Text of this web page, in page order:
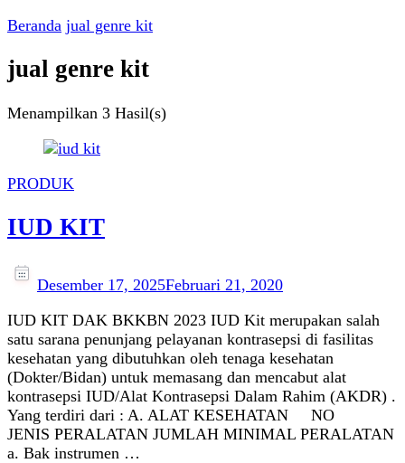
Beranda jual genre kit
jual genre kit
Menampilkan 3 Hasil(s)
PRODUK
IUD KIT
Desember 17, 2025Februari 21, 2020
IUD KIT DAK BKKBN 2023 IUD Kit merupakan salah
satu sarana penunjang pelayanan kontrasepsi di fasilitas
kesehatan yang dibutuhkan oleh tenaga kesehatan
(Dokter/Bidan) untuk memasang dan mencabut alat
kontrasepsi IUD/Alat Kontrasepsi Dalam Rahim (AKDR) .
Yang terdiri dari : A. ALAT KESEHATAN NO
JENIS PERALATAN JUMLAH MINIMAL PERALATAN
a. Bak instrumen …